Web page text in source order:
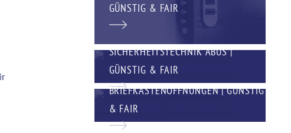
GÜNSTIG & FAIR
SICHERHEITSTECHNIK ABUS |
GÜNSTIG & FAIR
BRIEFKASTENÖFFNUNGEN | GÜNSTIG
& FAIR